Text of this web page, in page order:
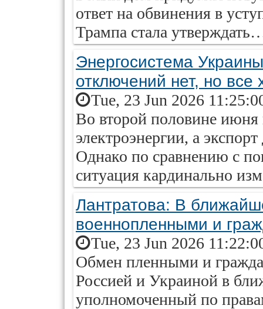
ответ на обвинения в
Трампа стала
Энергосистема
отключений нет, но все
Tue, 23 Jun 2026
Во второй половине
электроэнергии, а
Однако по сравнению с
ситуация кардинально
Лантратова: В
военнопленными и
Tue, 23 Jun 2026
Обмен пленными и
Россией и Украиной в
уполномоченный по